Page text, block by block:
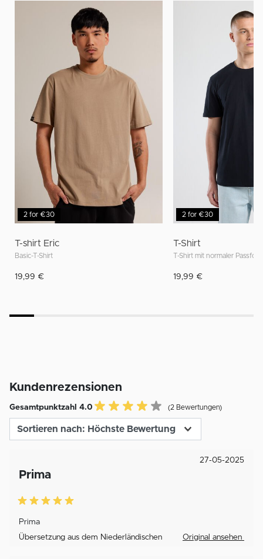
2 for €30
T-shirt Eric
Basic-T-Shirt
19,99 €
2 for €30
T-Shirt
19,99 €
Kundenrezensionen
Gesamtpunktzahl 4.0 (2 Bewertungen)
Prima
Prima
27-05-2025
Übersetzung aus dem Niederländischen Original ansehen